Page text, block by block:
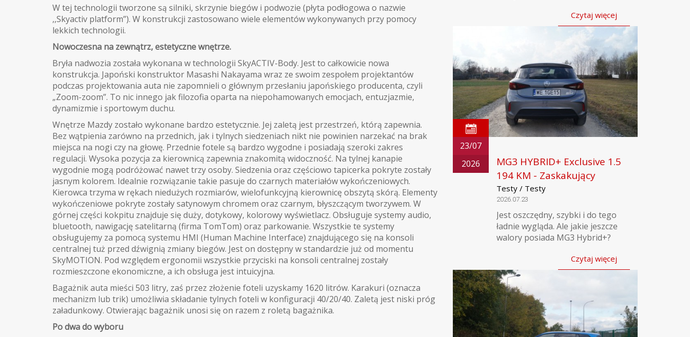
W tej technologii tworzone są silniki, skrzynie biegów i podwozie (płyta podłogowa o nazwie
,,Skyactiv platform”). W konstrukcji zastosowano wiele elementów wykonywanych przy pomocy
lekkich technologii.
Nowoczesna na zewnątrz, estetyczne wnętrze.
Bryła nadwozia została wykonana w technologii SkyACTIV-Body. Jest to całkowicie nowa
konstrukcja. Japoński konstruktor Masashi Nakayama wraz ze swoim zespołem projektantów
podczas projektowania auta nie zapomnieli o głównym przesłaniu japońskiego producenta, czyli
„Zoom-zoom”. To nic innego jak filozofia oparta na niepohamowanych emocjach, entuzjazmie,
dynamizmie i sportowym duchu.
Wnętrze Mazdy zostało wykonane bardzo estetycznie. Jej zaletą jest przestrzeń, którą zapewnia.
Bez wątpienia zarówno na przednich, jak i tylnych siedzeniach nikt nie powinien narzekać na brak
miejsca na nogi czy na głowę. Przednie fotele są bardzo wygodne i posiadają szeroki zakres
regulacji. Wysoka pozycja za kierownicą zapewnia znakomitą widoczność. Na tylnej kanapie
wygodnie mogą podróżować nawet trzy osoby. Siedzenia oraz częściowo tapicerka pokryte zostały
jasnym kolorem. Idealnie rozwiązanie takie pasuje do czarnych materiałów wykończeniowych.
Kierowca trzyma w rękach niedużych rozmiarów, wielofunkcyjną kierownicę obszytą skórą. Elementy
wykończeniowe pokryte zostały satynowym chromem oraz czarnym, błyszczącym tworzywem. W
górnej części kokpitu znajduje się duży, dotykowy, kolorowy wyświetlacz. Obsługuje systemy audio,
bluetooth, nawigację satelitarną (firma TomTom) oraz parkowanie. Wszystkie te systemy
obsługujemy za pomocą systemu HMI (Human Machine Interface) znajdującego się na konsoli
centralnej tuż przed dźwignią zmiany biegów. Jest on dostępny w standardzie już od momentu
SkyMOTION. Pod względem ergonomii wszystkie przyciski na konsoli centralnej zostały
rozmieszczone ekonomiczne, a ich obsługa jest intuicyjna.
Bagażnik auta mieści 503 litry, zaś przez złożenie foteli uzyskamy 1620 litrów. Karakuri (oznacza
mechanizm lub trik) umożliwia składanie tylnych foteli w konfiguracji 40/20/40. Zaletą jest niski próg
załadunkowy. Otwierając bagażnik unosi się on razem z roletą bagażnika.
Po dwa do wyboru
Czytaj więcej
23/07
2026
MG3 HYBRID+ Exclusive 1.5
194 KM - Zaskakujący
Testy / Testy
2026.07.23
Jest oszczędny, szybki i do tego
ładnie wygląda. Ale jakie jeszcze
walory posiada MG3 Hybrid+?
Czytaj więcej